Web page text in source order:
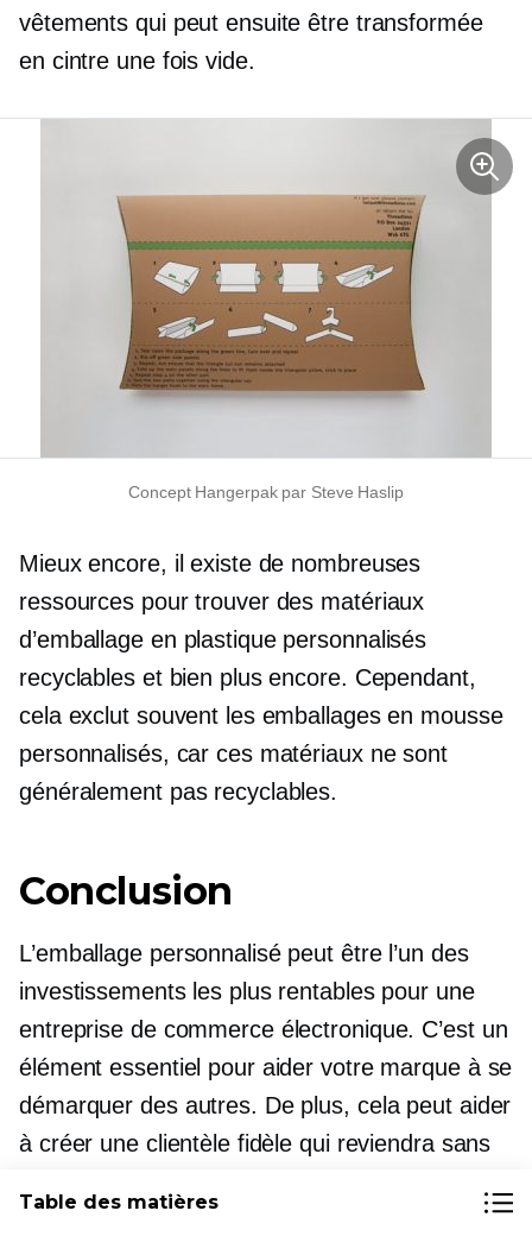
vêtements qui peut ensuite être transformée
en cintre une fois vide.
Concept Hangerpak par Steve Haslip
Mieux encore, il existe de nombreuses
ressources pour trouver des matériaux
d’emballage en plastique personnalisés
recyclables et bien plus encore. Cependant,
cela exclut souvent les emballages en mousse
personnalisés, car ces matériaux ne sont
généralement pas recyclables.
Conclusion
L’emballage personnalisé peut être l’un des
investissements les plus rentables pour une
entreprise de commerce électronique. C’est un
élément essentiel pour aider votre marque à se
démarquer des autres. De plus, cela peut aider
à créer une clientèle fidèle qui reviendra sans
besoins. Nous vous souhaitons bonne chance
Table des matières